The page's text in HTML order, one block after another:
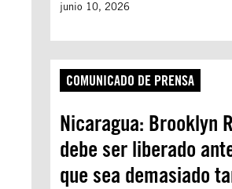
junio 10, 2026
COMUNICADO DE PRENSA
Nicaragua: Brooklyn
debe ser liberado
que sea demasiado